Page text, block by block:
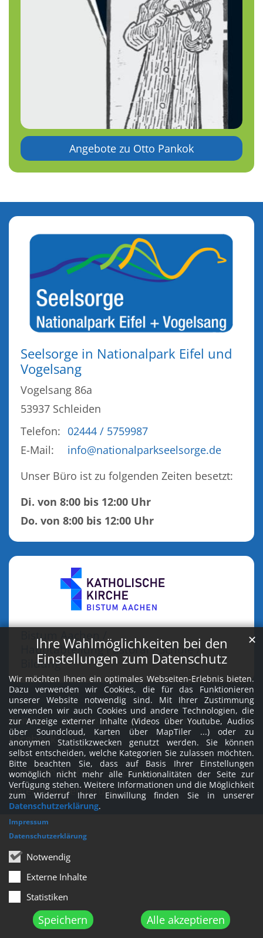
Ihre Wahlmöglichkeiten bei den
Einstellungen zum Datenschutz
Wir möchten Ihnen ein optimales Webseiten-Erlebnis bieten.
Dazu verwenden wir Cookies, die für das Funktionieren
unserer Website notwendig sind. Mit Ihrer Zustimmung
verwenden wir auch Cookies und andere Technologien, die
zur Anzeige externer Inhalte (Videos über Youtube, Audios
über Soundcloud, Karten über MapTiler ...) oder zu
anonymen Statistikzwecken genutzt werden. Sie können
selbst entscheiden, welche Kategorien Sie zulassen möchten.
Bitte beachten Sie, dass auf Basis Ihrer Einstellungen
womöglich nicht mehr alle Funktionalitäten der Seite zur
Verfügung stehen. Weitere Informationen und die Möglichkeit
zum Widerruf Ihrer Einwillung finden Sie in unserer
Datenschutzerklärung.
Notwendig
Externe Inhalte
Statistiken
Speichern Alle akzeptieren
✕
Impressum
Datenschutzerklärung
Angebote zu Otto Pankok
Seelsorge in Nationalpark Eifel und
Vogelsang
Vogelsang 86a
53937 Schleiden
Telefon: 02444 / 5759987
E-Mail:
info@nationalparkseelsorge.de
Unser Büro ist zu folgenden Zeiten besetzt:
Di. von 8:00 bis 12:00 Uhr
Do. von 8:00 bis 12:00 Uhr
Bistum Aachen /
Hauptabteilung Pastoral / Schule /
Bildung
Kontakt Downloads AGB
Sitemap
Facebook
© Bistum Aachen
Impressum
Datenschutzerklärung